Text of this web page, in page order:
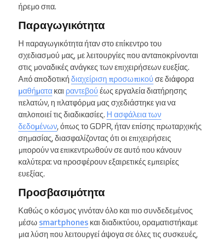
ήρεμο σπα.
Παραγωγικότητα
Η παραγωγικότητα ήταν στο επίκεντρο του
σχεδιασμού μας, με λειτουργίες που ανταποκρίνονται
στις μοναδικές ανάγκες των επιχειρήσεων ευεξίας.
Από αποδοτική διαχείριση προσωπικού σε διάφορα
μαθήματα και ραντεβού έως εργαλεία διατήρησης
πελατών, η πλατφόρμα μας σχεδιάστηκε για να
απλοποιεί τις διαδικασίες. Η ασφάλεια των
δεδομένων, όπως το GDPR, ήταν επίσης πρωταρχικής
σημασίας, διασφαλίζοντας ότι οι επιχειρήσεις
μπορούν να επικεντρωθούν σε αυτό που κάνουν
καλύτερα: να προσφέρουν εξαιρετικές εμπειρίες
ευεξίας.
Προσβασιμότητα
Καθώς ο κόσμος γινόταν όλο και πιο συνδεδεμένος
μέσω smartphones και διαδικτύου, οραματιστήκαμε
μια λύση που λειτουργεί άψογα σε όλες τις συσκευές,